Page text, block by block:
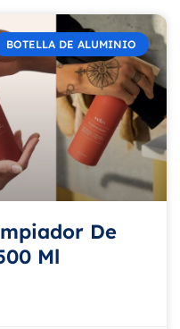
BOTELLA DE ALUMINIO
De
Ml